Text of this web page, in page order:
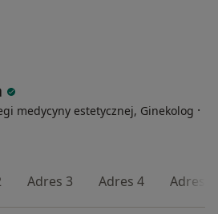
medycyny estetycznej, Ginekolog ·
Adres 3 Adres 4 Adres 5